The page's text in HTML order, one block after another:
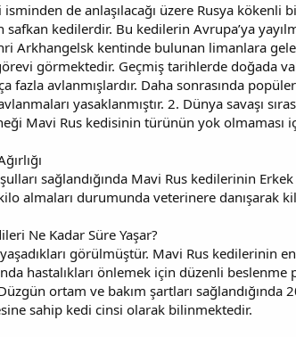
de anlaşılacağı üzere Rusya
kedilerdir. Bu kedilerin Avrupa’ya
Arkhangelsk kentinde bulunan limanlara
görmektedir. Geçmiş tarihlerde doğada
fazla avlanmışlardır. Daha sonrasında
yasaklanmıştır. 2. Dünya savaşı
Mavi Rus kedisinin türünün yok olmaması
sağlandığında Mavi Rus kedilerinin
almaları durumunda veterinere danışarak
Ne Kadar Süre Yaşar?
görülmüştür. Mavi Rus kedilerinin
hastalıkları önlemek için düzenli
ortam ve bakım şartları
sahip kedi cinsi olarak bilinmektedir.